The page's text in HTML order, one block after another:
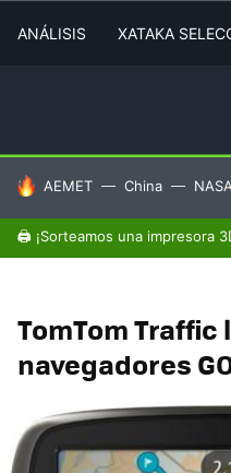
ANÁLISIS XATAKA
HOY SE HABLA DE
AEMET China NASA
🖨️ ¡Sorteamos una impresora
TomTom
navegadores